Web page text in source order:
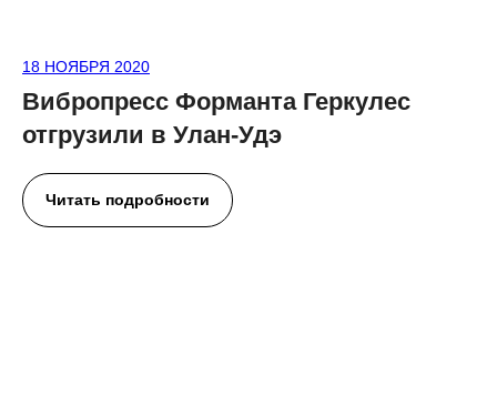
18 НОЯБРЯ 2020
Вибропресс Форманта Геркулес
отгрузили в Улан-Удэ
Читать подробности